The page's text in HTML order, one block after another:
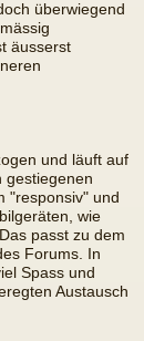
überwiegend
äusserst
und läuft auf
gestiegenen
"responsiv" und
wie
passt zu dem
Forums. In
Spass und
Austausch